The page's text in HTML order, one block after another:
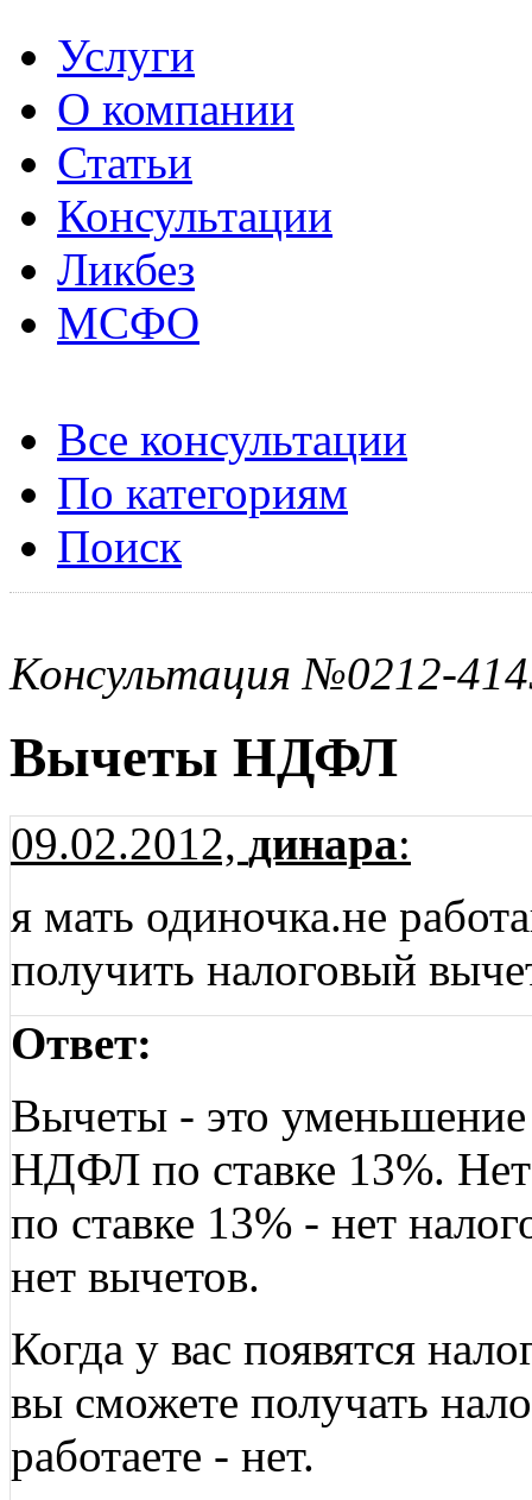
Услуги
О компании
Статьи
Консультации
Ликбез
МСФО
Все консультации
По категориям
Поиск
Консультация №0212-
Вычеты НДФЛ
09.02.2012, динара:
я мать одиночка.не
получить налоговый
Ответ:
Вычеты - это уменьшение
НДФЛ по ставке 13%.
по ставке 13% - нет
нет вычетов.
Когда у вас появятся
вы сможете получать
работаете - нет.